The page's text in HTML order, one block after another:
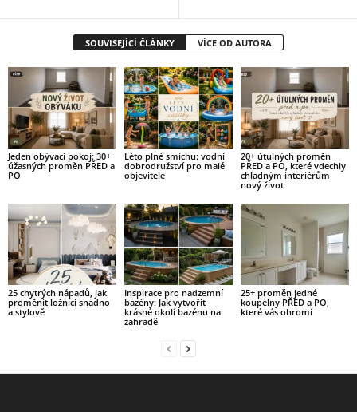
SOUVISEJÍCÍ ČLÁNKY VÍCE OD AUTORA
Jeden obývací pokoj: 30+
úžasných proměn PŘED a
PO
Léto plné smíchu: vodní
dobrodružství pro malé
objevitele
20+ útulných proměn
PŘED a PO, které vdechly
chladným interiérům
nový život
25 chytrých nápadů, jak
proměnit ložnici snadno
a stylově
Inspirace pro nadzemní
bazény: Jak vytvořit
krásné okolí bazénu na
zahradě
25+ proměn jedné
koupelny PŘED a PO,
které vás ohromí